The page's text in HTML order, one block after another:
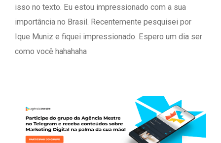
isso no texto. Eu estou impressionado com a sua
importância no Brasil. Recentemente pesquisei por
Ique Muniz e fiquei impressionado. Espero um dia ser
como você hahahaha